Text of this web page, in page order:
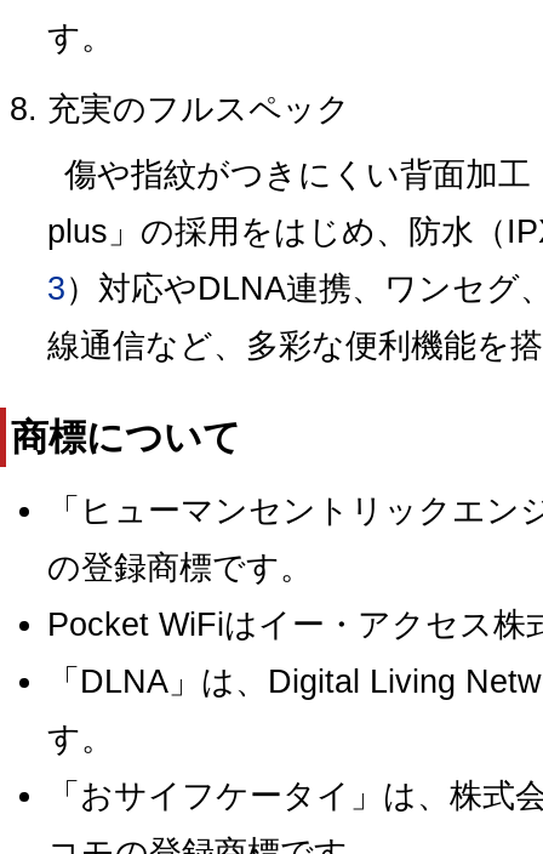
す。
充実のフルスペック
傷や指紋がつきにくい背面加
plus」の採用をはじめ、防水（
3）対応やDLNA連携、ワンセ
線通信など、多彩な便利機能を
商標について
「ヒューマンセントリックエン
の登録商標です。
Pocket WiFiはイー・アクセス株
「DLNA」は、Digital Living
す。
「おサイフケータイ」は、株式